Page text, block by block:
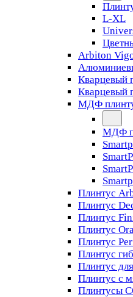
L-XL
Arbiton
Кварцевый
Кварцевый
МДФ
МДФ
Плинтус
Плинтус
Плинтус
Плинтус
Плинтус
Плинтус
Плинтус
Плинтус с
Плинтусы